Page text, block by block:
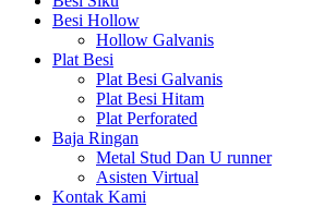
Besi Hollow
Hollow Galvanis
Plat Besi
Plat Besi Galvanis
Plat Besi Hitam
Plat Perforated
Baja Ringan
Metal Stud Dan U runner
Asisten Virtual
Kontak Kami